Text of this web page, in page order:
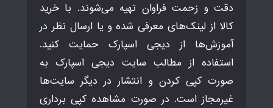
دقت و زحمت فراوان تهیه می‌شوند. با خرید
کالا از لینک‌های معرفی شده و یا ارسال نظر در
آموزش‌ها از دیجی اسپارک حمایت کنید.
استفاده از مطالب سایت دیجی اسپارک به
صورت کپی کردن و انتشار در دیگر سایت‌ها
غیرمجاز است. در صورت مشاهده کپی برداری